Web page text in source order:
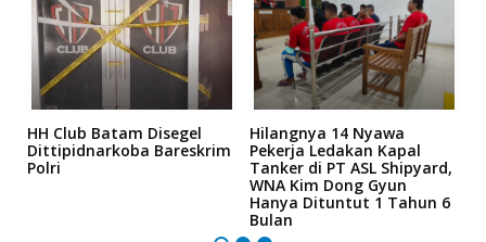
HH Club Batam Disegel
Dittipidnarkoba Bareskrim
Polri
Hilangnya 14 Nyawa
Pekerja Ledakan Kapal
Tanker di PT ASL Shipyard,
WNA Kim Dong Gyun
Hanya Dituntut 1 Tahun 6
Bulan